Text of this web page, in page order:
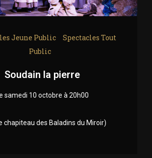
Jeune Public
Spectacles Tout
Public
Soudain la pierre
samedi 10 octobre à 20h00
chapiteau des Baladins du Miroir)